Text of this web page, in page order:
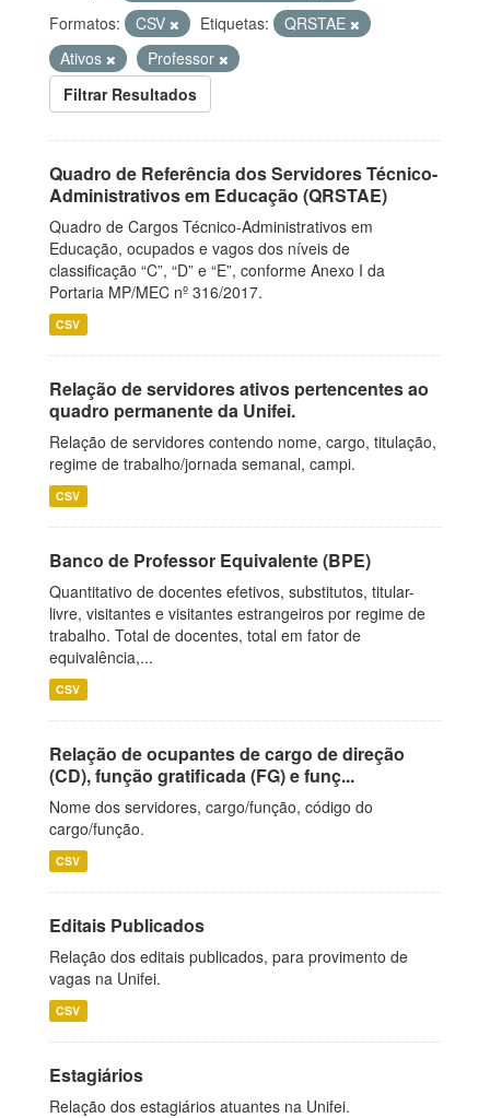
Formatos:
CSV Etiquetas:
QRSTAE
Ativos
Professor
Filtrar Resultados
Quadro de Referência dos Servidores Técnico-
Administrativos em Educação (QRSTAE)
Quadro de Cargos Técnico-Administrativos em
Educação, ocupados e vagos dos níveis de
classificação “C”, “D” e “E”, conforme Anexo I da
Portaria MP/MEC nº 316/2017.
CSV
Relação de servidores ativos pertencentes ao
quadro permanente da Unifei.
Relação de servidores contendo nome, cargo, titulação,
regime de trabalho/jornada semanal, campi.
CSV
Banco de Professor Equivalente (BPE)
Quantitativo de docentes efetivos, substitutos, titular-
livre, visitantes e visitantes estrangeiros por regime de
trabalho. Total de docentes, total em fator de
equivalência,...
CSV
Relação de ocupantes de cargo de direção
(CD), função gratificada (FG) e funç...
Nome dos servidores, cargo/função, código do
cargo/função.
CSV
Editais Publicados
Relação dos editais publicados, para provimento de
vagas na Unifei.
CSV
Estagiários
Relação dos estagiários atuantes na Unifei.